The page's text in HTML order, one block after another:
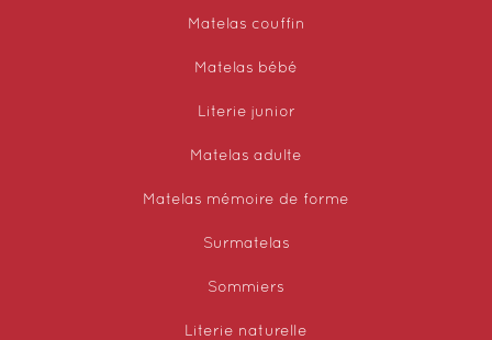
Matelas couffin
Matelas bébé
Literie junior
Matelas adulte
Matelas mémoire de forme
Surmatelas
Sommiers
Literie naturelle